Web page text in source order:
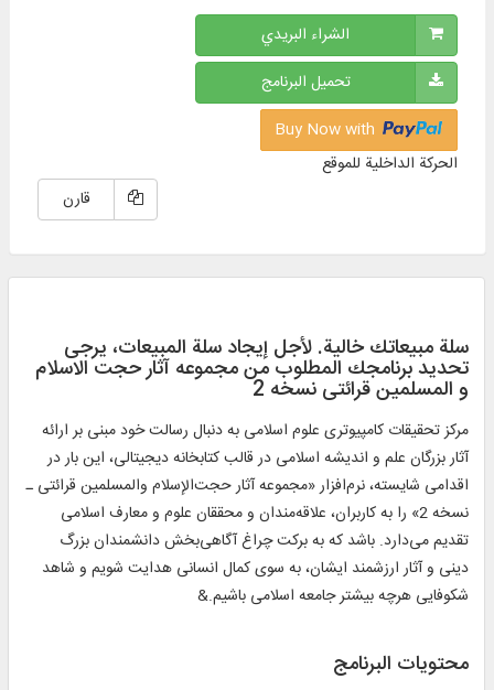
الشراء البريدي
تحميل البرنامج
الحركة الداخلية للموقع
قارن
سلة مبيعاتك خالية. لأجل إيجاد سلة المبيعات، يرجی
تحديد برنامجك المطلوب من مجموعه آثار حجت الاسلام
و المسلمین قرائتی نسخه 2
مركز تحقيقات كامپيوتری علوم اسلامی به دنبال رسالت خود مبنی بر ارائه
آثار بزرگان علم و اندیشه اسلامی در قالب كتابخانه ديجيتالی، اين بار در
اقدامی شايسته، نرم‌‌افزار «مجموعه آثار حجت‌الإسلام والمسلمین قرائتی ـ
نسخه 2» را به كاربران، علاقه‌مندان و محققان علوم و معارف اسلامی
تقديم می‌دارد. باشد که به برکت چراغ آگاهی‌بخش دانشمندان بزرگ
دینی و آثار ارزشمند ایشان، به سوی کمال انسانی هدایت شویم و شاهد
شکوفایی هرچه بیشتر جامعه اسلامی باشیم.&
محتويات البرنامج